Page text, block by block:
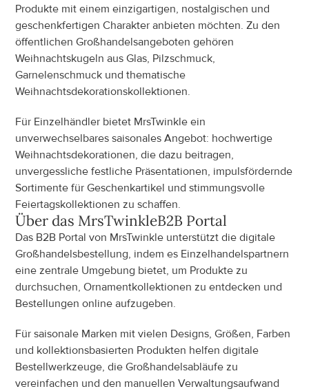
Produkte mit einem einzigartigen, nostalgischen und
geschenkfertigen Charakter anbieten möchten. Zu den
öffentlichen Großhandelsangeboten gehören
Weihnachtskugeln aus Glas, Pilzschmuck,
Garnelenschmuck und thematische
Weihnachtsdekorationskollektionen.
Für Einzelhändler bietet MrsTwinkle ein
unverwechselbares saisonales Angebot: hochwertige
Weihnachtsdekorationen, die dazu beitragen,
unvergessliche festliche Präsentationen, impulsfördernde
Sortimente für Geschenkartikel und stimmungsvolle
Feiertagskollektionen zu schaffen.
Über das MrsTwinkleB2B Portal
Das B2B Portal von MrsTwinkle unterstützt die digitale
Großhandelsbestellung, indem es Einzelhandelspartnern
eine zentrale Umgebung bietet, um Produkte zu
durchsuchen, Ornamentkollektionen zu entdecken und
Bestellungen online aufzugeben.
Für saisonale Marken mit vielen Designs, Größen, Farben
und kollektionsbasierten Produkten helfen digitale
Bestellwerkzeuge, die Großhandelsabläufe zu
vereinfachen und den manuellen Verwaltungsaufwand